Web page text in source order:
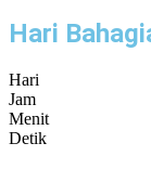
Hari
Hari
Jam
Menit
Detik